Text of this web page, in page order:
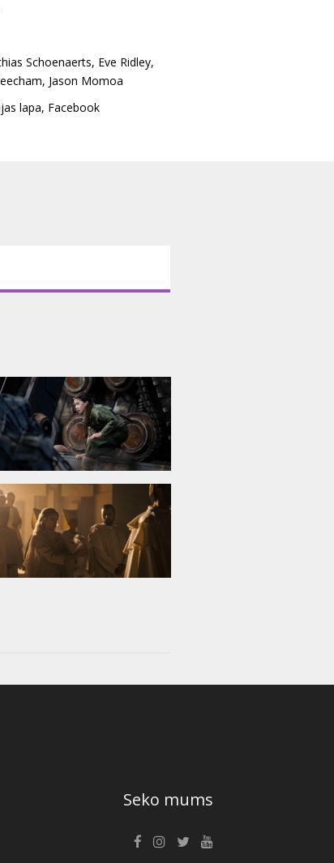
Schoenaerts, Eve Ridley,
, Jason Momoa
lapa, Facebook
Seko mums